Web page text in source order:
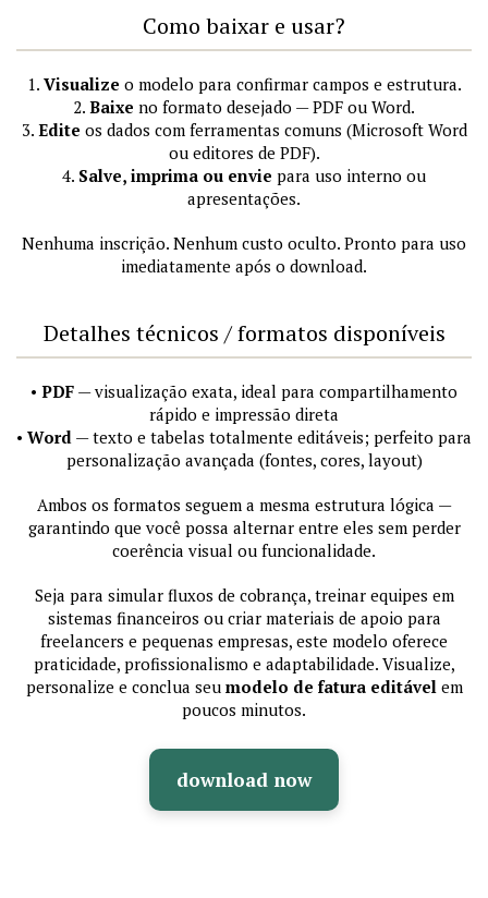
Como baixar e usar?
1. Visualize o modelo para confirmar campos e estrutura.
2. Baixe no formato desejado — PDF ou Word.
3. Edite os dados com ferramentas comuns (Microsoft Word
ou editores de PDF).
4. Salve, imprima ou envie para uso interno ou
apresentações.
Nenhuma inscrição. Nenhum custo oculto. Pronto para uso
imediatamente após o download.
Detalhes técnicos / formatos disponíveis
• PDF — visualização exata, ideal para compartilhamento
rápido e impressão direta
• Word — texto e tabelas totalmente editáveis; perfeito para
personalização avançada (fontes, cores, layout)
Ambos os formatos seguem a mesma estrutura lógica —
garantindo que você possa alternar entre eles sem perder
coerência visual ou funcionalidade.
Seja para simular fluxos de cobrança, treinar equipes em
sistemas financeiros ou criar materiais de apoio para
freelancers e pequenas empresas, este modelo oferece
praticidade, profissionalismo e adaptabilidade. Visualize,
personalize e conclua seu modelo de fatura editávelem
poucos minutos.
download now